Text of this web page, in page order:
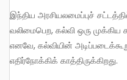
இந்திய அரசியலமைப்புச் சட்டத்தில் போற்றப்பட்டுள்ள கொள்கைகள்
வலிமைபெற, கல்வி ஒரு முக்கிய
எனவே, கல்வியின்
எதிர்நோக்கிக் காத்திருக்கிறது.